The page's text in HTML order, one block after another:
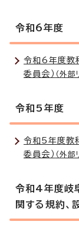
令和6年度
令和6年度教
委員会） （外部
令和5年度
令和5年度教
委員会） （外部
令和4年度岐
関する規約、